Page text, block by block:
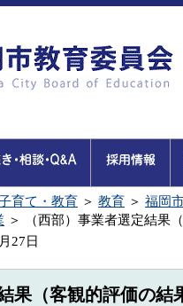
育て・教育 ＞ 教育 ＞ 福岡
＞
（西部）事業者選定結果
27日
果（客観的評価の結